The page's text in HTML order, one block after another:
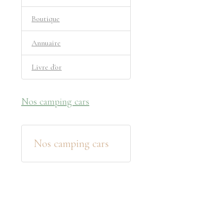
Boutique
Annuaire
Livre d'or
Nos camping cars
Nos camping cars